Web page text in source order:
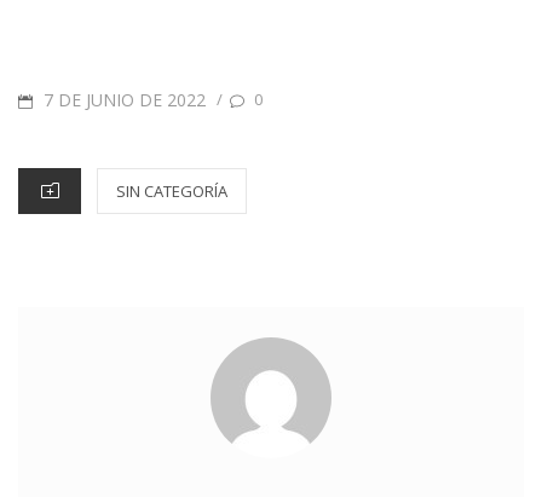
7 DE JUNIO DE 2022 / 0
SIN CATEGORÍA